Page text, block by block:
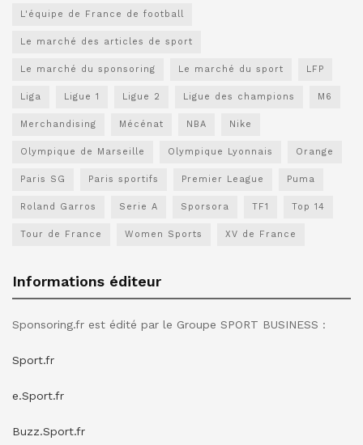
L'équipe de France de football
Le marché des articles de sport
Le marché du sponsoring Le marché du sport LFP
Liga Ligue 1 Ligue 2 Ligue des champions M6
Merchandising Mécénat NBA Nike
Olympique de Marseille Olympique Lyonnais Orange
Paris SG Paris sportifs Premier League Puma
Roland Garros Serie A Sporsora TF1 Top 14
Tour de France Women Sports XV de France
Informations éditeur
Sponsoring.fr est édité par le Groupe SPORT BUSINESS :
Sport.fr
e.Sport.fr
Buzz.Sport.fr